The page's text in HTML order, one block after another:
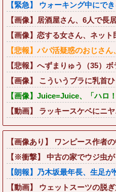
【緊急】 ウォーキング中にで
【画像】居酒屋さん、6人で長
【画像】恋する女さん、ネッ
【悲報】パパ活疑惑のおじさ
【悲報】へずまりゅう（35）
【画像】 こういうブラに乳首
【画像】Juice=Juice、「ハロ
【動画】 ラッキースケベにニ
【画像あり】 ワンピース作者
【※衝撃】 中古の家でウジ虫
【朗報】乃木坂最年長、生足
【動画】 ウェットスーツの脱